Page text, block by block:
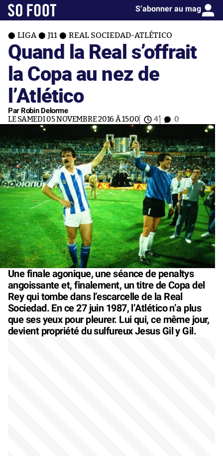
S’abonner au mag
LIGA J11 REAL SOCIEDAD-ATLÉTICO
Quand la Real s’offrait
la Copa au nez de
l’Atlético
Par Robin Delorme
LE SAMEDI 05 NOVEMBRE 2016 À 15:00 4' 0
Une finale agonique, une séance de penaltys
angoissante et, finalement, un titre de Copa del
Rey qui tombe dans l’escarcelle de la Real
Sociedad. En ce 27 juin 1987, l’Atlético n’a plus
que ses yeux pour pleurer. Lui qui, ce même jour,
devient propriété du sulfureux Jesus Gil y Gil.